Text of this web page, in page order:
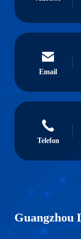
Email
Telefon
Guangzhou